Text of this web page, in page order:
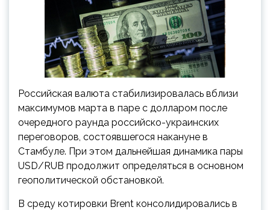
Российская валюта стабилизировалась вблизи
максимумов марта в паре с долларом после
очередного раунда российско-украинских
переговоров, состоявшегося накануне в
Стамбуле. При этом дальнейшая динамика пары
USD/RUB продолжит определяться в основном
геополитической обстановкой.
В среду котировки Brent консолидировались в